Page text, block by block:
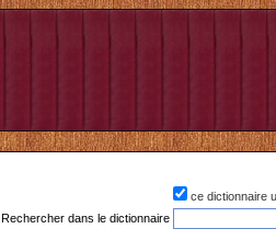
ce dictionnaire
Rechercher dans le dictionnaire